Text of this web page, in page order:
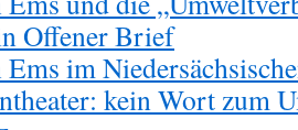
Offener Brief
im
kein Wort zum